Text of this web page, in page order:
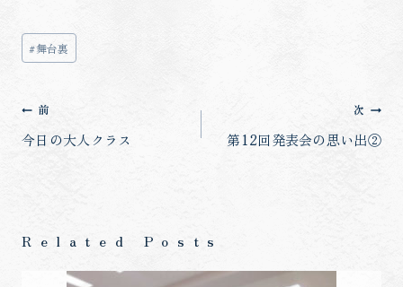
投
稿
グ:
#舞台裏
投
稿
前
今日の大人クラス
次
第12回発表会の思い出②
Related Posts